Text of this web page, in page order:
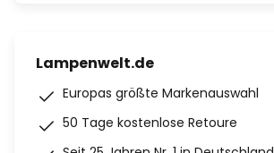
Lampenwelt.de
Europas größte Markenauswahl
50 Tage kostenlose Retoure